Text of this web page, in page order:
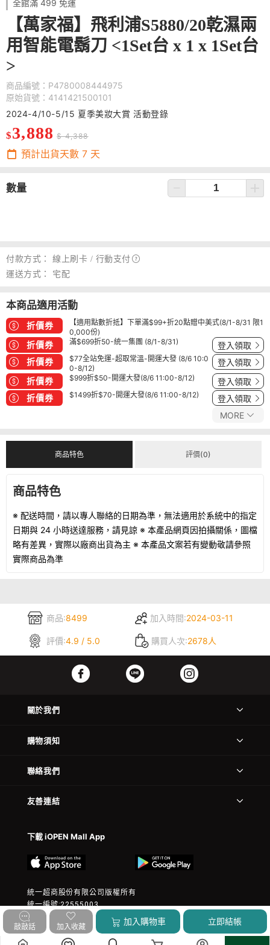
全館滿 499 免運
【萬家福】飛利浦S5880/20乾濕兩
用智能電鬍刀 <1Set台 x 1 x 1Set台
>
商品編號：P4780008444975
原始貨號：4141421500101
2024-4/10-5/15 夏季美妝大賞 活動登錄
$3,888 $ 4,388
預計出貨天數 7 天
數量
敲敲話 加入收藏
加入購物車 立即結帳
付款方式： 線上刷卡 / 行動支付
運送方式：
宅配
本商品適用活動
折價券
【適用點數折抵】下單滿$99+折20點贈中美式(8/1-8/31 限1
0,000份)
折價券 滿$699折50-統一集團 (8/1-8/31) 登入領取
折價券
$77全站免運-超取常溫-開運大發 (8/6 10:0
0-8/12)
登入領取
折價券 $999折$50-開運大發(8/6 11:00-8/12) 登入領取
折價券 $1499折$70-開運大發(8/6 11:00-8/12) 登入領取
MORE
商品特色 評價(0)
商品特色
※ 配送時間，請以專人聯絡的日期為準，無法適用於系統中的指定
日期與 24 小時送達服務，請見諒 ※ 本產品網頁因拍攝關係，圖檔
略有差異，實際以廠商出貨為主 ※ 本產品文案若有變動敬請參照
實際商品為準
商品:8499 加入時間:2024-03-11
評價:4.9 / 5.0 購買人次:2678人
關於我們
購物須知
聯絡我們
友善連結
下載 iOPEN Mall App
統一超商股份有限公司版權所有
統一編號:22555003
© 2023 President Chain Store Corp. All rights reserved.